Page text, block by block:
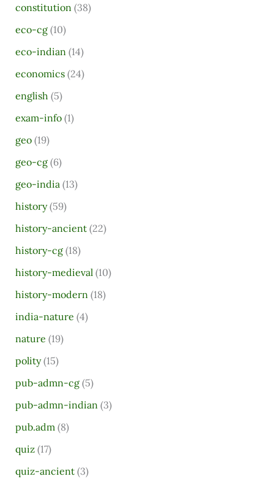
c
h
f
o
r
constitution (38)
eco-cg(10)
eco-indian (14)
economics(24)
english (5)
exam-info(1)
geo(19)
geo-cg(6)
geo-india (13)
history(59)
history-ancient(22)
history-cg(18)
history-medieval (10)
history-modern (18)
india-nature (4)
nature (19)
polity(15)
pub-admn-cg(5)
pub-admn-indian (3)
pub.adm (8)
quiz(17)
quiz-ancient(3)